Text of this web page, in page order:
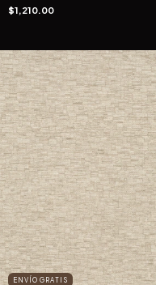
$1,210.00
ENVÍO GRATIS